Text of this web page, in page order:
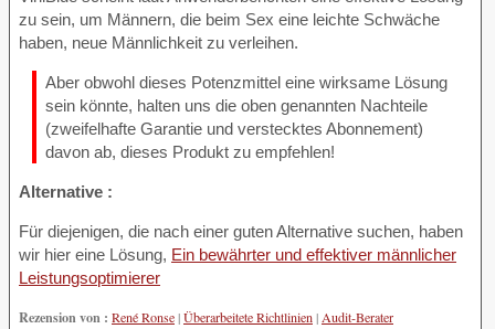
zu sein, um Männern, die beim Sex eine leichte Schwäche
haben, neue Männlichkeit zu verleihen.
Aber obwohl dieses Potenzmittel eine wirksame Lösung
sein könnte, halten uns die oben genannten Nachteile
(zweifelhafte Garantie und verstecktes Abonnement)
davon ab, dieses Produkt zu empfehlen!
Alternative :
Für diejenigen, die nach einer guten Alternative suchen, haben
wir hier eine Lösung, Ein bewährter und effektiver männlicher
Leistungsoptimierer
Rezension von : René Ronse|Überarbeitete Richtlinien|Audit-Berater